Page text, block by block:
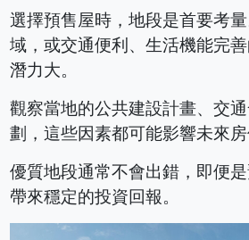
選擇預售屋時，地段是首要考
域，或交通便利、生活機能完
潛力大。
觀察當地的公共建設計畫、交
劃，這些因素都可能影響未來房
優質地段通常不會出錯，即便
帶來穩定的投資回報。